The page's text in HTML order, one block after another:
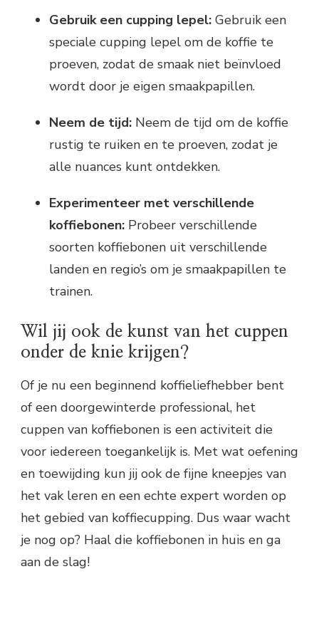
Gebruik een cupping lepel: Gebruik een
speciale cupping lepel om de koffie te
proeven, zodat de smaak niet beïnvloed
wordt door je eigen smaakpapillen.
Neem de tijd: Neem de tijd om de koffie
rustig te ruiken en te proeven, zodat je
alle nuances kunt ontdekken.
Experimenteer met verschillende
koffiebonen: Probeer verschillende
soorten koffiebonen uit verschillende
landen en regio’s om je smaakpapillen te
trainen.
Wil jij ook de kunst van het cuppen
onder de knie krijgen?
Of je nu een beginnend koffieliefhebber bent
of een doorgewinterde professional, het
cuppen van koffiebonen is een activiteit die
voor iedereen toegankelijk is. Met wat oefening
en toewijding kun jij ook de fijne kneepjes van
het vak leren en een echte expert worden op
het gebied van koffiecupping. Dus waar wacht
je nog op? Haal die koffiebonen in huis en ga
aan de slag!